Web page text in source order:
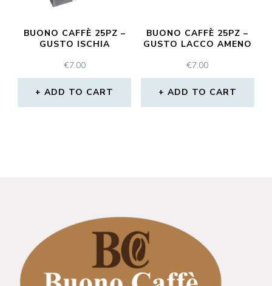
BUONO CAFFÈ 25PZ –
GUSTO ISCHIA
€7.00
ADD TO CART
BUONO CAFFÈ 25PZ –
GUSTO LACCO AMENO
€7.00
ADD TO CART